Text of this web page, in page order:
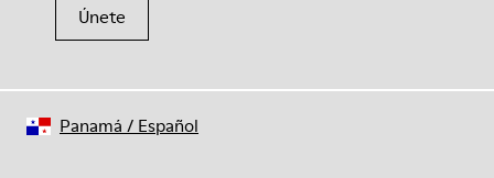
Únete
Panamá / Español